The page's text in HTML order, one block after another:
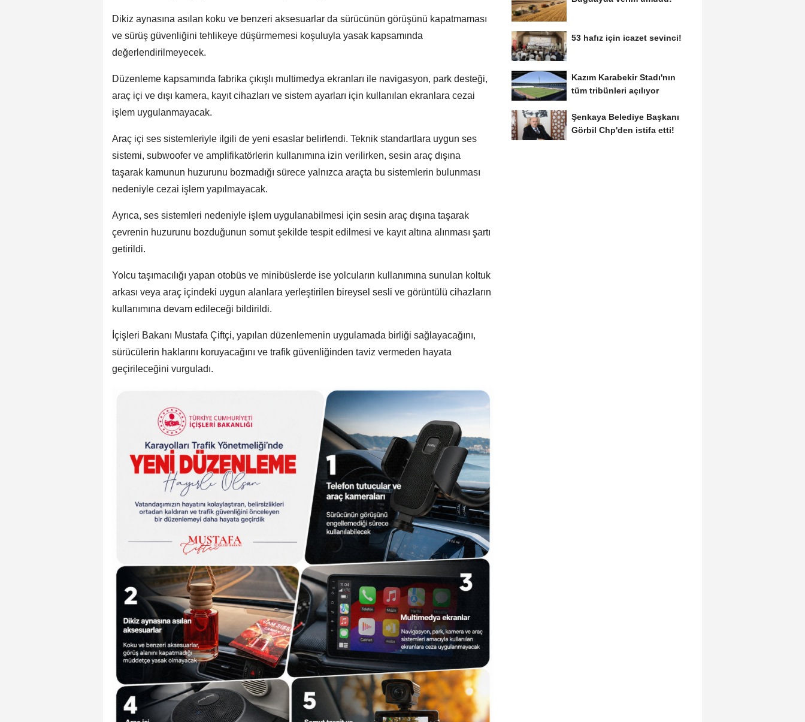
Dikiz aynasına asılan koku ve benzeri aksesuarlar da sürücünün görüşünü kapatmaması
ve sürüş güvenliğini tehlikeye düşürmemesi koşuluyla yasak kapsamında
değerlendirilmeyecek.
Düzenleme kapsamında fabrika çıkışlı multimedya ekranları ile navigasyon, park desteği,
araç içi ve dışı kamera, kayıt cihazları ve sistem ayarları için kullanılan ekranlara cezai
işlem uygulanmayacak.
Araç içi ses sistemleriyle ilgili de yeni esaslar belirlendi. Teknik standartlara uygun ses
sistemi, subwoofer ve amplifikatörlerin kullanımına izin verilirken, sesin araç dışına
taşarak kamunun huzurunu bozmadığı sürece yalnızca araçta bu sistemlerin bulunması
nedeniyle cezai işlem yapılmayacak.
Ayrıca, ses sistemleri nedeniyle işlem uygulanabilmesi için sesin araç dışına taşarak
çevrenin huzurunu bozduğunun somut şekilde tespit edilmesi ve kayıt altına alınması şartı
getirildi.
Yolcu taşımacılığı yapan otobüs ve minibüslerde ise yolcuların kullanımına sunulan koltuk
arkası veya araç içindeki uygun alanlara yerleştirilen bireysel sesli ve görüntülü cihazların
kullanımına devam edileceği bildirildi.
İçişleri Bakanı Mustafa Çiftçi, yapılan düzenlemenin uygulamada birliği sağlayacağını,
sürücülerin haklarını koruyacağını ve trafik güvenliğinden taviz vermeden hayata
geçirileceğini vurguladı.
53 hafız için icazet sevinci!
Kazım Karabekir Stadı'nın
tüm tribünleri açılıyor
Şenkaya Belediye Başkanı
Görbil Chp'den istifa etti!